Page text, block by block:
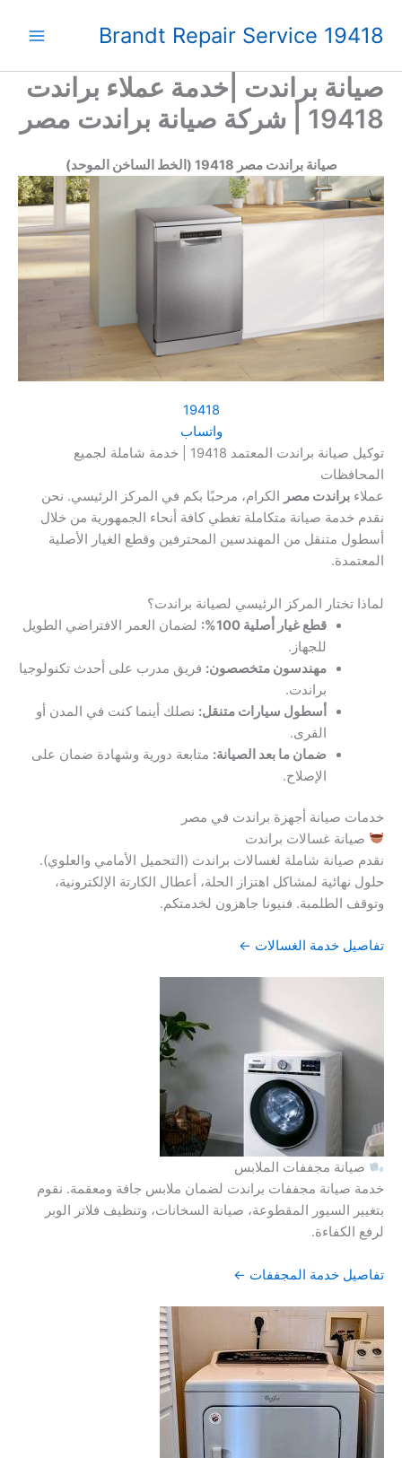
Brandt Repair Service 19418
صيانة براندت |خدمة عملاء براندت
19418 | شركة صيانة براندت مصر
صيانة براندت مصر 19418 (الخط الساخن الموحد)
19418
واتساب
توكيل صيانة براندت المعتمد 19418 | خدمة شاملة لجميع
المحافظات
عملاء براندت مصر
الكرام، مرحبًا بكم في المركز الرئيسي. نحن
نقدم خدمة صيانة متكاملة تغطي كافة أنحاء الجمهورية من خلال
أسطول متنقل من المهندسين المحترفين وقطع الغيار الأصلية
المعتمدة.
لماذا تختار المركز الرئيسي لصيانة براندت؟
قطع غيار أصلية 100%:
لضمان العمر الافتراضي الطويل
للجهاز.
مهندسون متخصصون: فريق مدرب على أحدث تكنولوجيا
براندت.
أسطول سيارات متنقل: نصلك أينما كنت في المدن أو
القرى.
ضمان ما بعد الصيانة: متابعة دورية وشهادة ضمان على
الإصلاح.
خدمات صيانة أجهزة براندت في مصر
صيانة غسالات براندت
نقدم صيانة شاملة لغسالات براندت (التحميل الأمامي والعلوي).
حلول نهائية لمشاكل اهتزاز الحلة، أعطال الكارتة الإلكترونية،
وتوقف الطلمبة. فنيونا جاهزون لخدمتكم.
تفاصيل خدمة الغسالات ←
صيانة مجففات الملابس
خدمة صيانة مجففات براندت لضمان ملابس جافة ومعقمة. نقوم
بتغيير السيور المقطوعة، صيانة السخانات، وتنظيف فلاتر الوبر
لرفع الكفاءة.
تفاصيل خدمة المجففات ←